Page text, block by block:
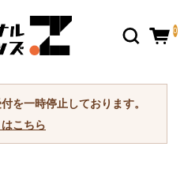
0
を一時停止しております。
こちら